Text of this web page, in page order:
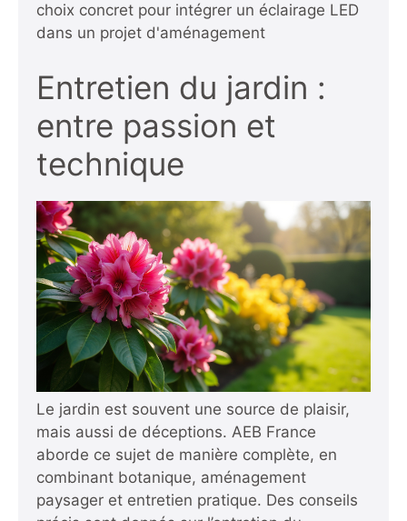
choix concret pour intégrer un éclairage LED
dans un projet d'aménagement
Entretien du jardin :
entre passion et
technique
Le jardin est souvent une source de plaisir,
mais aussi de déceptions. AEB France
aborde ce sujet de manière complète, en
combinant botanique, aménagement
paysager et entretien pratique. Des conseils